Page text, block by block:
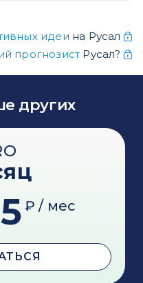
идеи на Русал
прогнозист Русал?
других
₽ / мес